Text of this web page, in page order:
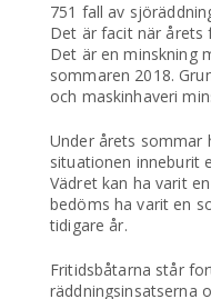
751 fall av
Det är facit när årets
Det är en minskning
sommaren 2018.
och maskinhaveri
Under årets sommar
situationen inneburit
Vädret kan ha varit
bedöms ha varit en
tidigare år.
Fritidsbåtarna står
räddningsinsatserna